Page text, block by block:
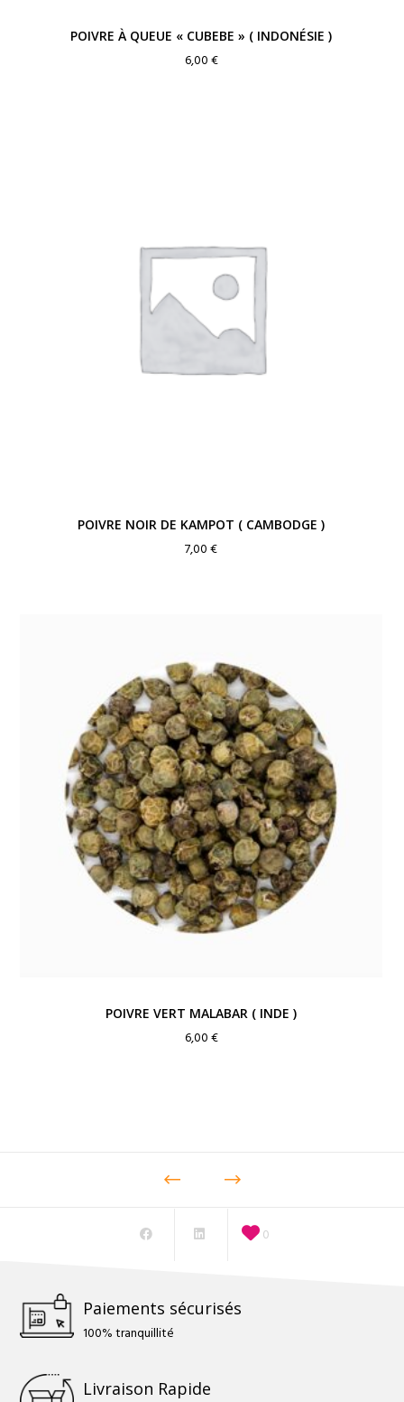
POIVRE À QUEUE « CUBEBE » ( INDONÉSIE )
6,00€
POIVRE NOIR DE KAMPOT ( CAMBODGE )
7,00€
POIVRE VERT MALABAR ( INDE )
6,00€
0
Paiements sécurisés
100% tranquillité
Livraison Rapide